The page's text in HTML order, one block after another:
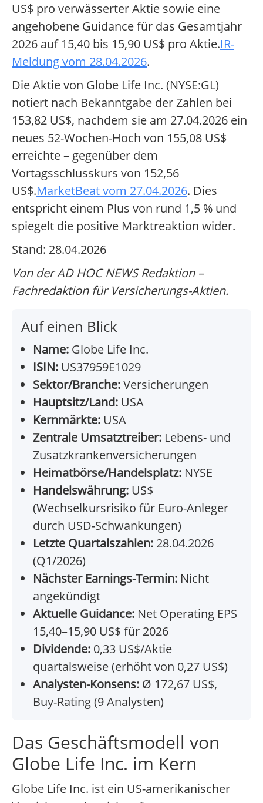
US$ pro verwässerter Aktie sowie eine
angehobene Guidance für das Gesamtjahr
2026 auf 15,40 bis 15,90 US$ pro Aktie.IR-
Meldung vom 28.04.2026.
Die Aktie von Globe Life Inc. (NYSE:GL)
notiert nach Bekanntgabe der Zahlen bei
153,82 US$, nachdem sie am 27.04.2026 ein
neues 52-Wochen-Hoch von 155,08 US$
erreichte – gegenüber dem
Vortagsschlusskurs von 152,56
US$.MarketBeat vom 27.04.2026. Dies
entspricht einem Plus von rund 1,5 % und
spiegelt die positive Marktreaktion wider.
Stand: 28.04.2026
Von der AD HOC NEWS Redaktion –
Fachredaktion für Versicherungs-Aktien.
Auf einen Blick
Name: Globe Life Inc.
ISIN: US37959E1029
Sektor/Branche:Versicherungen
Hauptsitz/Land: USA
Kernmärkte: USA
Zentrale Umsatztreiber: Lebens- und
Zusatzkrankenversicherungen
Heimatbörse/Handelsplatz: NYSE
Handelswährung: US$
(Wechselkursrisiko für Euro-Anleger
durch USD-Schwankungen)
Letzte Quartalszahlen: 28.04.2026
(Q1/2026)
Nächster Earnings-Termin: Nicht
angekündigt
Aktuelle Guidance: Net Operating EPS
15,40–15,90 US$ für 2026
Dividende: 0,33 US$/Aktie
quartalsweise (erhöht von 0,27 US$)
Analysten-Konsens: Ø 172,67 US$,
Buy-Rating (9 Analysten)
Das Geschäftsmodell von
Globe Life Inc. im Kern
Globe Life Inc. ist ein US-amerikanischer